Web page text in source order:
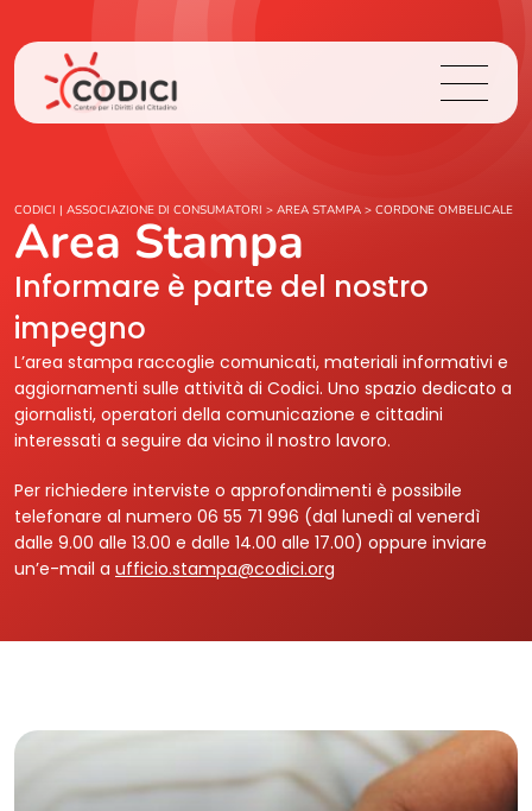
Chi Siamo
Cosa Facciamo
Area Stampa
Contatti
Login
CODICI | ASSOCIAZIONE DI CONSUMATORI > AREA STAMPA > CORDONE OMBELICALE
Area Stampa
Informare è parte del nostro
impegno
L’area stampa raccoglie comunicati, materiali informativi e
aggiornamenti sulle attività di Codici. Uno spazio dedicato a
giornalisti, operatori della comunicazione e cittadini
interessati a seguire da vicino il nostro lavoro.
Per richiedere interviste o approfondimenti è possibile
telefonare al numero 06 55 71 996 (dal lunedì al venerdì
dalle 9.00 alle 13.00 e dalle 14.00 alle 17.00) oppure inviare
un’e-mail a ufficio.stampa@codici.org